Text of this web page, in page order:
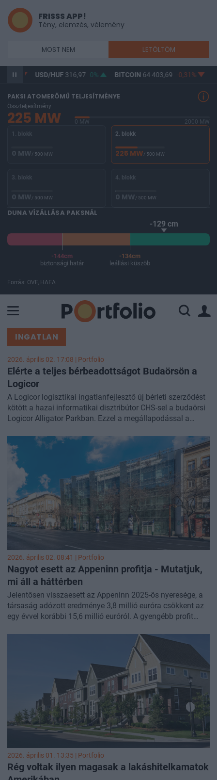
FRISSS APP!
Tény, elemzés, vélemény
MOST NEM LETÖLTÖM
USD/HUF 316,97 0% BITCOIN 64 403,69 -0,31% BUX146
PAKSI ATOMERŐMŰ TELJESÍTMÉNYE
Összteljesítmény
225 MW 0 MW
2000 MW
1. blokk
0 MW/ 500 MW
2. blokk
225 MW/ 500 MW
3. blokk
0 MW/ 500 MW
4. blokk
0 MW/ 500 MW
DUNA VÍZÁLLÁSA PAKSNÁL
-129 cm
-144cm
biztonsági határ
-134cm
leállási küszöb
Forrás: OVF, HAEA
INGATLAN
2026. április 02. 17:08 | Portfolio
Elérte a teljes bérbeadottságot Budaörsön a
Logicor
A Logicor logisztikai ingatlanfejlesztő új bérleti szerződést
kötött a hazai informatikai disztribútor CHS-sel a budaörsi
Logicor Alligator Parkban. Ezzel a megállapodással a
Property Forum
2026. április 02. 08:41 | Portfolio
Nagyot esett az Appeninn profitja - Mutatjuk,
mi áll a háttérben
Jelentősen visszaesett az Appeninn 2025-ös nyeresége, a
társaság adózott eredménye 3,8 millió euróra csökkent az
egy évvel korábbi 15,6 millió euróról. A gyengébb profit
állt, hanem az ingatlanok átértékeléséhez kapcsolódó
devizahatás és a romló pénzügyi eredmény, miközben a
bérbeadási üzletág alapvetően stabil maradt.
2026. április 01. 13:35 | Portfolio
Rég voltak ilyen magasak a lakáshitelkamatok